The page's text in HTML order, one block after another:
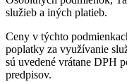
služieb a iných platieb.
Ceny v týchto
poplatky za využívanie
sú uvedené vrátane DPH
predpisov.